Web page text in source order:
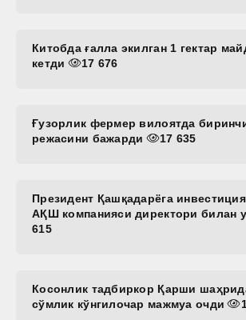
Китобда ғалла экилган 1 гектар
кетди
17 676
Ғузорлик фермер вилоятда
режасини бажарди
17 635
Президент Қашқадарёга
АҚШ компанияси директори билан
615
Косонлик тадбиркор Қарши
сўмлик кўнгилочар мажмуа очди